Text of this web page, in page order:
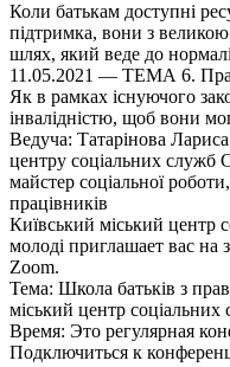
Коли батькам доступні
підтримка, вони з
шлях, який веде до
11.05.2021 — ТЕМА 6.
Як в рамках існуючого
інвалідністю, щоб вони
Ведуча: Татарінова
центру соціальних служб
майстер соціальної
працівників
Київський міський центр
молоді приглашает вас
Zoom.
Тема: Школа батьків з
міський центр соціальних
Время: Это регулярная
Подключиться к